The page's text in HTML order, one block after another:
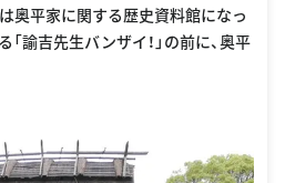
奥平家に関する歴史資料館になっ
「諭吉先生バンザイ！」の前に、奥平